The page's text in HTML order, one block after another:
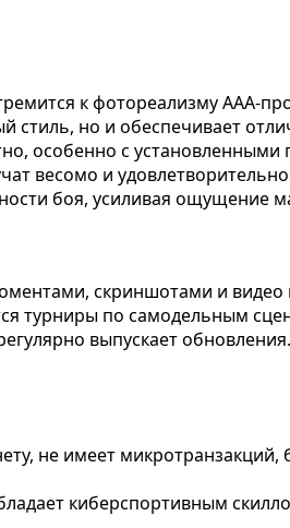
к фотореализму AAA-
но и обеспечивает
особенно с
весомо и
боя, усиливая ощущение
скриншотами и видео
турниры по самодельным
выпускает
не имеет
киберспортивным